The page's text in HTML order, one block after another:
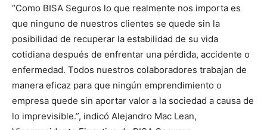
“Como BISA Seguros lo que realmente nos importa es
que ninguno de nuestros clientes se quede sin la
posibilidad de recuperar la estabilidad de su vida
cotidiana después de enfrentar una pérdida, accidente o
enfermedad. Todos nuestros colaboradores trabajan de
manera eficaz para que ningún emprendimiento o
empresa quede sin aportar valor a la sociedad a causa de
lo imprevisible.”, indicó Alejandro Mac Lean,